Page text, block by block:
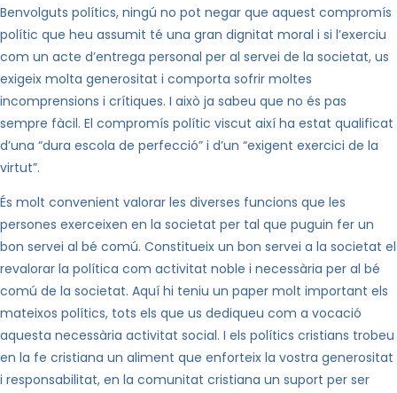
Benvolguts polítics, ningú no pot negar que aquest compromís
polític que heu assumit té una gran dignitat moral i si l’exerciu
com un acte d’entrega personal per al servei de la societat, us
exigeix molta generositat i comporta sofrir moltes
incomprensions i crítiques. I això ja sabeu que no és pas
sempre fàcil. El compromís polític viscut així ha estat qualificat
d’una “dura escola de perfecció” i d’un “exigent exercici de la
virtut”.
És molt convenient valorar les diverses funcions que les
persones exerceixen en la societat per tal que puguin fer un
bon servei al bé comú. Constitueix un bon servei a la societat el
revalorar la política com activitat noble i necessària per al bé
comú de la societat. Aquí hi teniu un paper molt important els
mateixos polítics, tots els que us dediqueu com a vocació
aquesta necessària activitat social. I els polítics cristians trobeu
en la fe cristiana un aliment que enforteix la vostra generositat
i responsabilitat, en la comunitat cristiana un suport per ser